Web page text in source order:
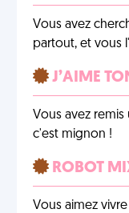
Vous avez
partout, et vous
J’AIME
Vous avez
c'est mignon !
ROBOT
Vous aimez